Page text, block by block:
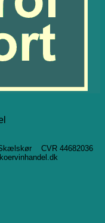
CVR 44682036